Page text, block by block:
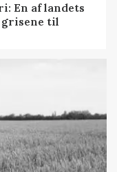
En af landets
til